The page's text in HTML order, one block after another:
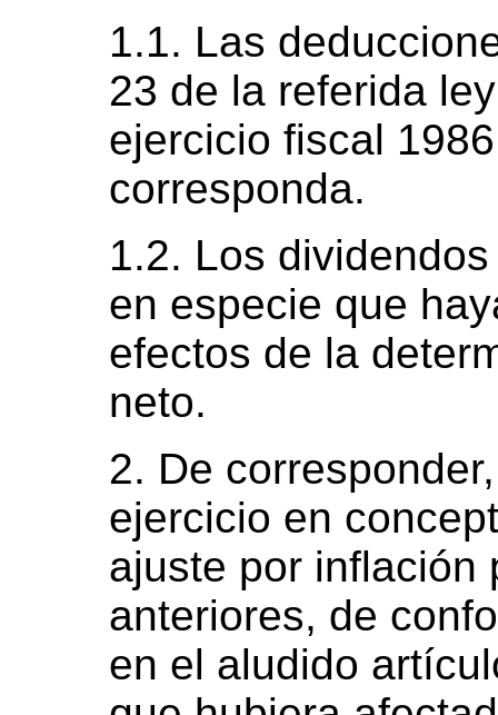
1.1. Las
23 de la referida
ejercicio fiscal
corresponda.
1.2. Los
en especie que
efectos de la
neto.
2. De
ejercicio en
ajuste por inflación
anteriores, de
en el aludido